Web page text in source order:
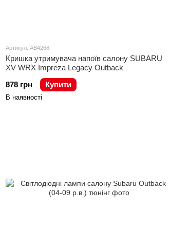
Артикул: AB4268
Кришка утримувача напоїв салону SUBARU
XV WRX Impreza Legacy Outback
878 грн
Купити
В наявності